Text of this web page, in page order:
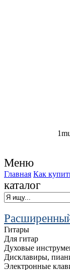
Меню
Главная Как
каталог
Гитары
Для гитар
Духовые
Дисклавиры,
Электронные